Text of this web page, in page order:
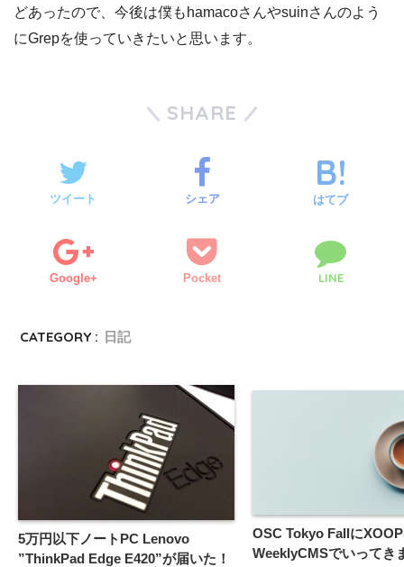
どあったので、今後は僕もhamacoさんやsuinさんのよう
にGrepを使っていきたいと思います。
SHARE
ツイート シェア はてブ
Google+ Pocket LINE
CATEGORY : 日記
5万円以下ノートPC Lenovo
”ThinkPad Edge E420”が届いた！
OSC Tokyo Fallに
WeeklyCMSでいってき